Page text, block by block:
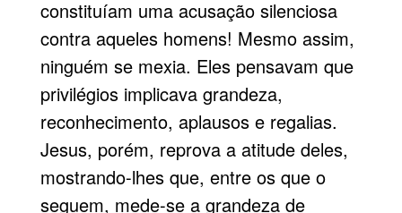
constituíam uma acusação silenciosa
contra aqueles homens! Mesmo assim,
ninguém se mexia. Eles pensavam que
privilégios implicava grandeza,
reconhecimento, aplausos e regalias.
Jesus, porém, reprova a atitude deles,
mostrando-lhes que, entre os que o
seguem, mede-se a grandeza de